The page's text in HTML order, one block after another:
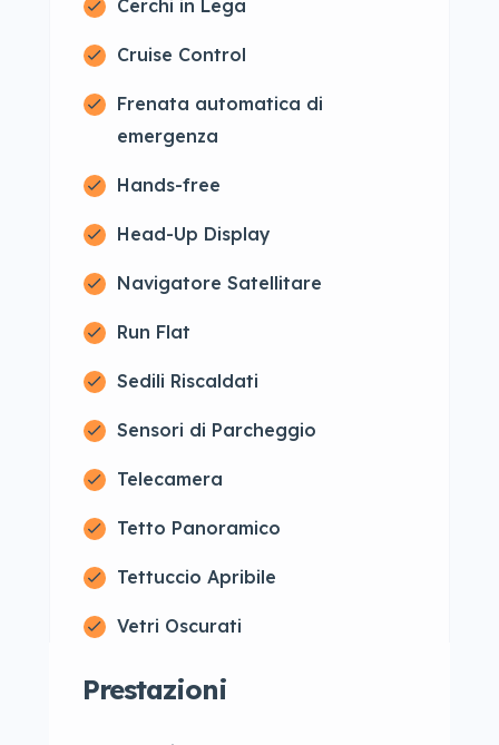
Cerchi in Lega
Cruise Control
Frenata automatica di
emergenza
Hands-free
Head-Up Display
Navigatore Satellitare
Run Flat
Sedili Riscaldati
Sensori di Parcheggio
Telecamera
Tetto Panoramico
Tettuccio Apribile
Vetri Oscurati
Prestazioni